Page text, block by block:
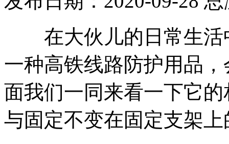
在大伙儿的日常生活
一种高铁线路防护用品
面我们一同来看一下它
与固定不变在固定支架